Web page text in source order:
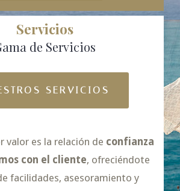
Servicios
de Servicios
SERVICIOS
valor es la relación de confianza
con el cliente, ofreciéndote
facilidades, asesoramiento y